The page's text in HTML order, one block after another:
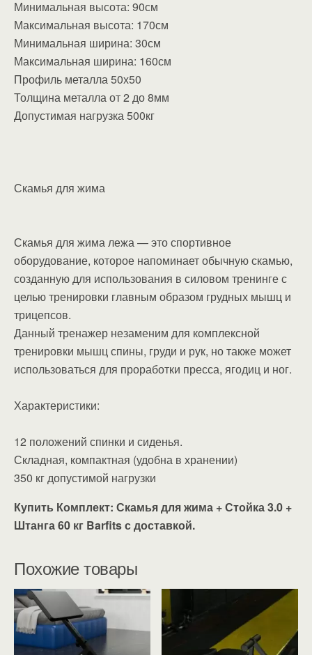
Минимальная высота: 90см
Максимальная высота: 170см
Минимальная ширина: 30см
Максимальная ширина: 160см
Профиль металла 50х50
Толщина металла от 2 до 8мм
Допустимая нагрузка 500кг
Скамья для жима
Скамья для жима лежа — это спортивное
оборудование, которое напоминает обычную скамью,
созданную для использования в силовом тренинге с
целью тренировки главным образом грудных мышц и
трицепсов.
Данный тренажер незаменим для комплексной
тренировки мышц спины, груди и рук, но также может
использоваться для проработки пресса, ягодиц и ног.
Характеристики:
12 положений спинки и сиденья.
Складная, компактная (удобна в хранении)
350 кг допустимой нагрузки
Купить Комплект: Скамья для жима + Стойка 3.0 +
Штанга 60 кг Barfits с доставкой.
Похожие товары